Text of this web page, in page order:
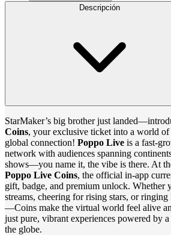
Descripción
StarMaker’s big brother just
Coins, your exclusive ticket into a world of
global connection! Poppo Live is a
network with audiences spanning
shows—you name it, the vibe is there. At
Poppo Live Coins, the official in-app
gift, badge, and premium unlock. Whether
streams, cheering for rising stars, or
—Coins make the virtual world feel alive
just pure, vibrant experiences powered by
the globe.